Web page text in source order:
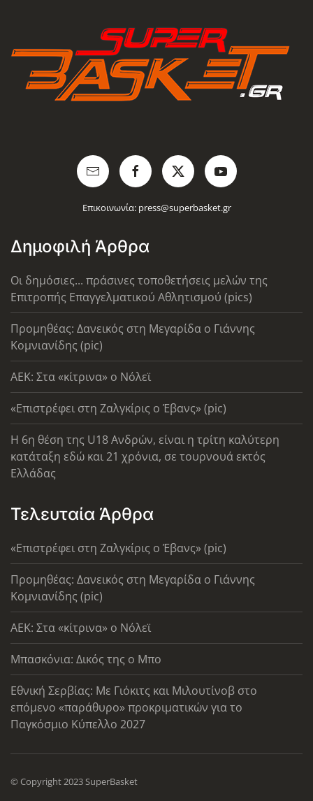
Επικοινωνία: press@superbasket.gr
Δημοφιλή Άρθρα
Οι δημόσιες... πράσινες τοποθετήσεις μελών της
Επιτροπής Επαγγελματικού Αθλητισμού (pics)
Προμηθέας: Δανεικός στη Μεγαρίδα ο Γιάννης
Κομνιανίδης (pic)
AEK: Στα «κίτρινα» ο Νόλεϊ
«Επιστρέφει στη Ζαλγκίρις ο Έβανς» (pic)
Η 6η θέση της U18 Ανδρών, είναι η τρίτη καλύτερη
κατάταξη εδώ και 21 χρόνια, σε τουρνουά εκτός
Ελλάδας
Τελευταία Άρθρα
«Επιστρέφει στη Ζαλγκίρις ο Έβανς» (pic)
Προμηθέας: Δανεικός στη Μεγαρίδα ο Γιάννης
Κομνιανίδης (pic)
AEK: Στα «κίτρινα» ο Νόλεϊ
Μπασκόνια: Δικός της ο Μπο
Εθνική Σερβίας: Με Γιόκιτς και Μιλουτίνοβ στο
επόμενο «παράθυρο» προκριματικών για το
Παγκόσμιο Κύπελλο 2027
© Copyright 2023 SuperBasket